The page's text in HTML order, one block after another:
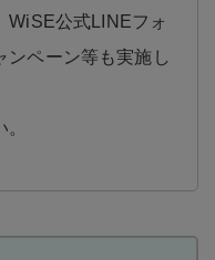
WiSE公式LINEフォ
ンペーン等も実施し